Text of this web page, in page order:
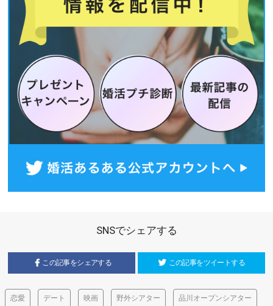
SNSでシェアする
この記事をシェアする この記事をツイートする
恋愛 デート 映画 野外シアター 品川オープンシアター